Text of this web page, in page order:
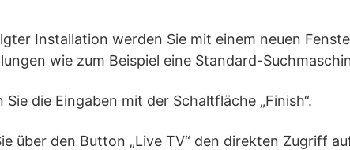
Installation werden Sie mit einem neuen
wie zum Beispiel eine Standard-
Sie die Eingaben mit der Schaltfläche „Finish“.
über den Button „Live TV“ den direkten Zugriff